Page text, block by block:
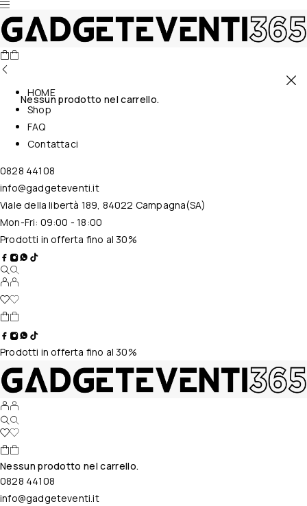
Nessun prodotto nel carrello.
HOME
Shop
FAQ
Contattaci
0828 44108
info@gadgeteventi.it
Viale della libertà 189, 84022 Campagna(SA)
Mon-Fri: 09:00 - 18:00
Prodotti in offerta fino al 30%
Prodotti in offerta fino al 30%
Nessun prodotto nel carrello.
0828 44108
info@gadgeteventi.it